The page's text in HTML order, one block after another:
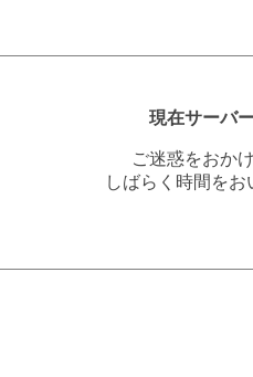
現在サーバ
ご迷惑をおか
しばらく時間を